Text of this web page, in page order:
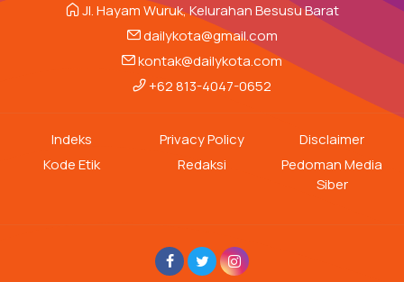
Jl. Hayam Wuruk, Kelurahan Besusu Barat
dailykota@gmail.com
kontak@dailykota.com
+62 813-4047-0652
Indeks
Kode Etik
Privacy Policy
Redaksi
Disclaimer
Pedoman Media
Siber